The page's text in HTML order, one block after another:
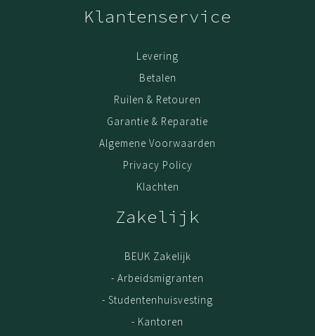
bekleding. Duurzaam, kwalitatief en ontworpen voor
Klantenservice
Levering
Betalen
Ruilen & Retouren
Garantie & Reparatie
Algemene Voorwaarden
Privacy Policy
Klachten
Zakelijk
BEUK Zakelijk
- Arbeidsmigranten
- Studentenhuisvesting
- Kantoren